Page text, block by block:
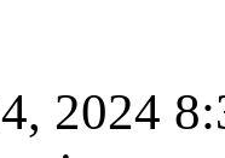
2024